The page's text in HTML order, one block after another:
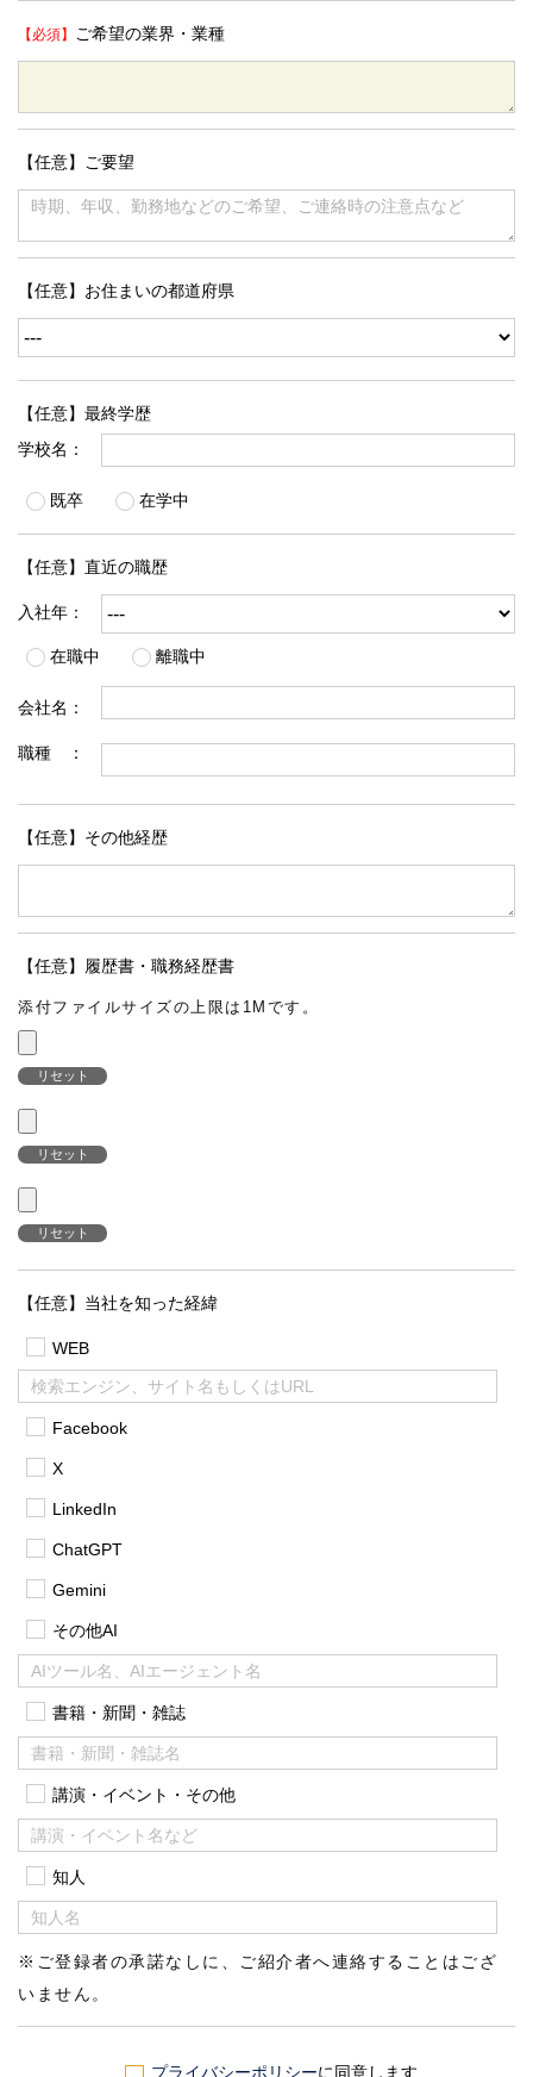
ご希望の業界・業種
【任意】ご要望
【任意】お住まいの都道府県
【任意】最終学歴
学校名：
既卒 在学中
【任意】直近の職歴
入社年：
在職中 離職中
会社名：
職種 ：
【任意】その他経歴
【任意】履歴書・職務経歴書
添付ファイルサイズの上限は1Mです。
リセット
リセット
リセット
【任意】当社を知った経緯
WEB
Facebook
X
LinkedIn
ChatGPT
Gemini
その他AI
書籍・新聞・雑誌
講演・イベント・その他
知人
※ご登録者の承諾なしに、ご紹介者へ連絡することはござ
いません。
プライバシーポリシーに同意します